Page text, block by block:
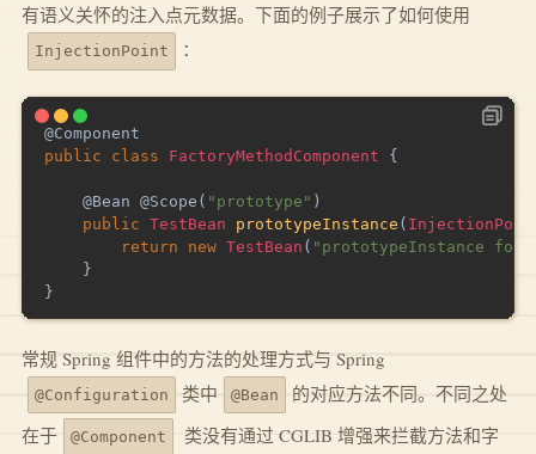
有语义关怀的注入点元数据。下面的例子展示了如何使用
InjectionPoint ：
@Component
public
class FactoryMethodComponent {
@Bean @Scope ( "prototype" )
public TestBean prototypeInstance (
return
new TestBean ( "prototypeInstance for
}
}
常规 Spring 组件中的方法的处理方式与 Spring
@Configuration 类中 @Bean
的对应方法不同。不同之处
在于
@Component
类没有通过 CGLIB 增强来拦截方法和字